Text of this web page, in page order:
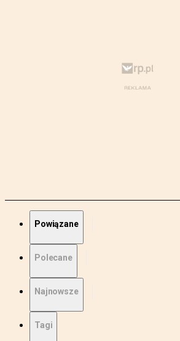
Powiązane
Polecane
Najnowsze
Tagi